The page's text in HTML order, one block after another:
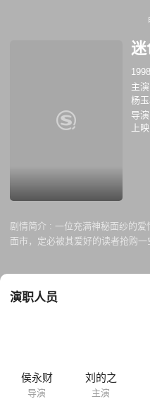
1998
主演
杨
导演
上
剧情简介 : 一位充满神秘面纱的
面市，定必被其爱好的读者抢购一
是她本人的真正面目却没有人见
竟说已厌倦於爱情生活，却对情欲
演职人员
侯永财
导演
刘的之
主演